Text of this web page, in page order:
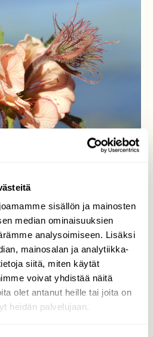
sisällön ja mainosten
median ominaisuuksien
analysoimiseen. Lisäksi
mainosalan ja analytiikka-
siitä, miten käytät
voivat yhdistää näitä
olet antanut heille tai joita on
heidän palvelujaan.
ruusumainen
on tämän ojakellukan
ruusua, mutta sehän
että kukka kuuluu
(Rosaceae). En ole
törmännyt tämän